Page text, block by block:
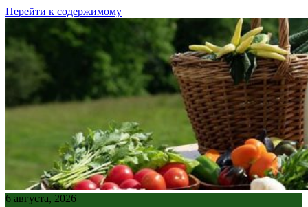
Перейти к содержимому
6 августа, 2026